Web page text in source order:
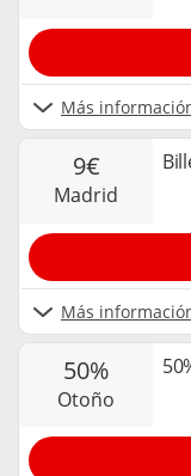
Más
9€
madrid
Más
50%
otoño